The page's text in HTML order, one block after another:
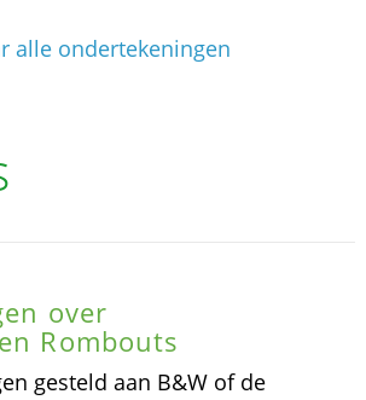
alle ondertekeningen
over
Rombouts
gesteld aan B&W of de